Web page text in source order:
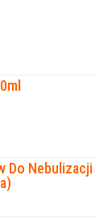
Do Nebulizacji